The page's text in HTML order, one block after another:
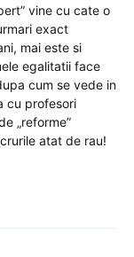
vine cu cate o
exact
mai este si
egalitatii face
cum se vede in
cu profesori
„reforme”
atat de rau!